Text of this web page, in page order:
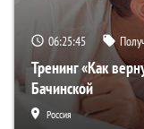
06:25:44
Тренинг «Как
Бачинской
Россия